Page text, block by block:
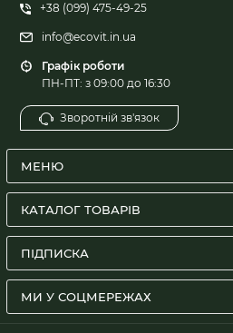
+38 (099) 475-49-25
info@ecovit.in.ua
Графік роботи
ПН-ПТ: з 09:00 до 16:30
Зворотній зв'язок
МЕНЮ
КАТАЛОГ ТОВАРІВ
ПІДПИСКА
МИ У СОЦМЕРЕЖАХ